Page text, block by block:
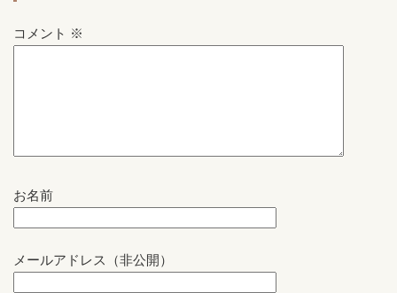
コメント ※
お名前
メールアドレス（非公開）